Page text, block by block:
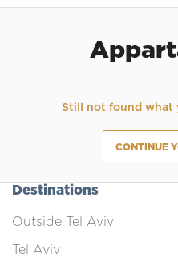
Still not found what
CONTINUE
Destinations
Outside Tel Aviv
Tel Aviv